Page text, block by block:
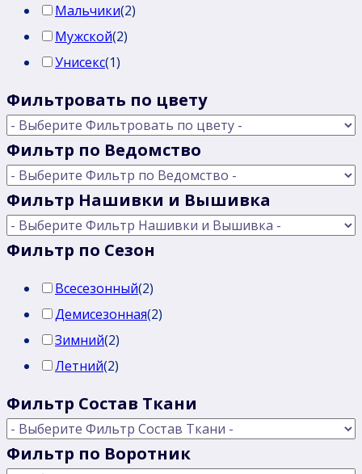
Мальчики(2)
Мужской(2)
Унисекс(1)
Фильтровать по цвету
Фильтр по Ведомство
Фильтр Нашивки и Вышивка
Фильтр по Сезон
Всесезонный(2)
Демисезонная(2)
Зимний(2)
Летний(2)
Фильтр Состав Ткани
Фильтр по Воротник